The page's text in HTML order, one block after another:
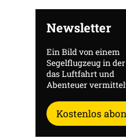
Newsletter
Ein Bild von einem
Segelflugzeug in
das Luftfahrt und
Abenteuer
Kostenlos